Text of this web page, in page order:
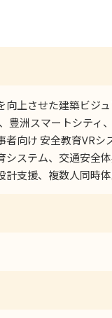
向上させた建築ビジ
豊洲スマートシティ
者向け 安全教育VR
システム、交通安全
計支援、複数人同時